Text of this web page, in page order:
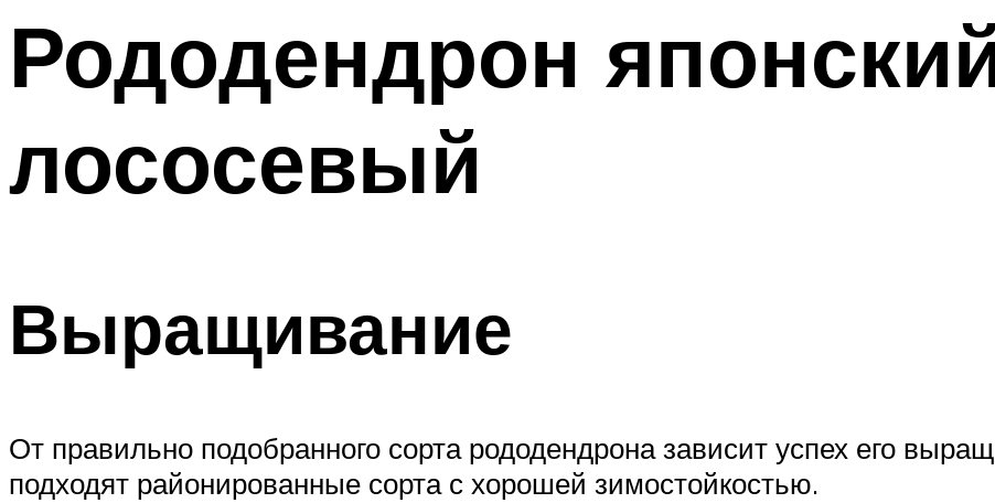
Рододендрон
лососевый
Выращивание
От правильно подобранного сорта рододендрона зависит успех его
подходят районированные сорта с хорошей зимостойкостью.